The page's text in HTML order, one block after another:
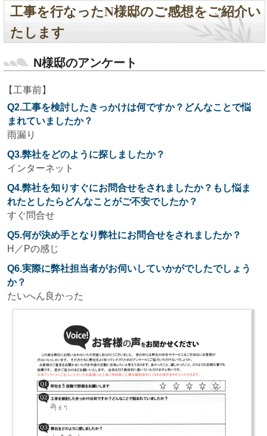
工事を行なったN様邸のご感想をご紹介い
たします
N様邸のアンケート
【工事前】
Q2.工事を検討したきっかけは何ですか？どんなことで悩
まれていましたか？
雨漏り
Q3.弊社をどのように探しましたか？
インターネット
Q4.弊社を知りすぐにお問合せをされましたか？もし悩ま
れたとしたらどんなことがご不安でしたか？
すぐ問合せ
Q5.何が決め手となり弊社にお問合せをされましたか？
H／Pの感じ
Q6.実際に弊社担当者がお伺いしていかがでしたでしょう
か？
たいへん良かった